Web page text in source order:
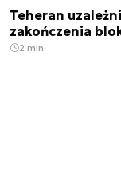
Teheran
zakończenia
2 min.